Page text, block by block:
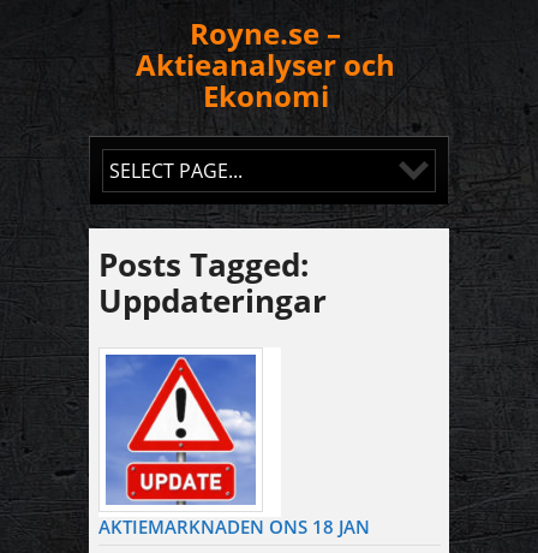
Royne.se –
Aktieanalyser och
Ekonomi
Posts Tagged:
Uppdateringar
AKTIEMARKNADEN ONS 18 JAN